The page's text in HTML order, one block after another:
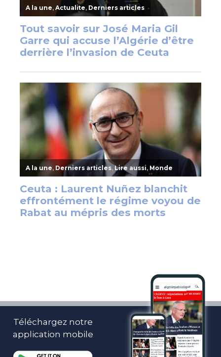
Téléchargez notre
application mobile